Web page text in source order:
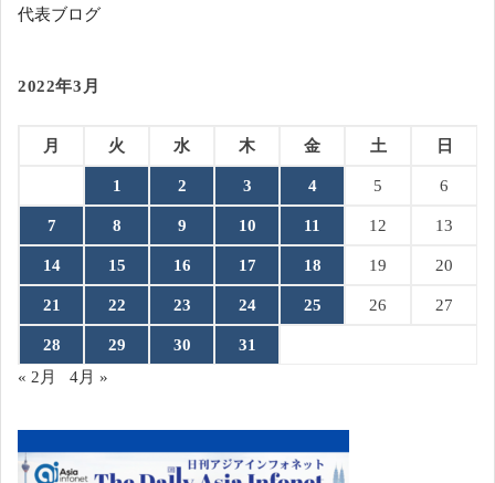
代表ブログ
2022年3月
月 火 水 木 金 土 日
1 2 3 4 5 6
7 8 9 10 11 12 13
14 15 16 17 18 19 20
21 22 23 24 25 26 27
28 29 30
31
« 2月
4月 »